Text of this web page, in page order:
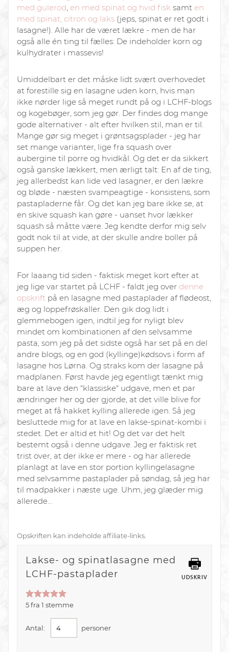
med gulerod, en med spinat og hvid fisk samt en
med spinat, citron og laks (jeps, spinat er ret godt i
lasagne!). Alle har de været lækre - men de har
også alle én ting til fælles: De indeholder korn og
kulhydrater i massevis!
Umiddelbart er det måske lidt svært overhovedet
at forestille sig en lasagne uden korn, hvis man
ikke nørder lige så meget rundt på og i LCHF-blogs
og kogebøger, som jeg gør. Der findes dog mange
gode alternativer - alt efter hvilken stil, man er til.
Mange gør sig meget i grøntsagsplader - jeg har
set mange varianter, lige fra squash over
aubergine til porre og hvidkål. Og det er da sikkert
også ganske lækkert, men ærligt talt: En af de ting,
jeg allerbedst kan lide ved lasagner, er den lækre
og bløde - næsten svampeagtige - konsistens, som
pastapladerne får. Og det kan jeg bare ikke se, at
en skive squash kan gøre - uanset hvor lækker
squash så måtte være. Jeg kendte derfor mig selv
godt nok til at vide, at der skulle andre boller på
suppen her.
For laaang tid siden - faktisk meget kort efter at
jeg lige var startet på LCHF - faldt jeg over denne
opskrift på en lasagne med pastaplader af flødeost,
æg og loppefrøskaller. Den gik dog lidt i
glemmebogen igen, indtil jeg for nyligt blev
mindet om kombinationen af den selvsamme
pasta, som jeg på det sidste også har set på en del
andre blogs, og en god (kyllinge)kødsovs i form af
lasagne hos Lørna. Og straks kom der lasagne på
madplanen. Først havde jeg egentligt tænkt mig
bare at lave den "klassiske" udgave, men et par
ændringer her og der gjorde, at det ville blive for
meget at få hakket kylling allerede igen. Så jeg
besluttede mig for at lave en lakse-spinat-kombi i
stedet. Det er altid et hit! Og det var det helt
bestemt også i denne udgave. Jeg er faktisk ret
trist over, at der ikke er mere - og har allerede
planlagt at lave en stor portion kyllingelasagne
med selvsamme pastaplader på søndag, så jeg har
til madpakker i næste uge. Uhm, jeg glæder mig
allerede...
Opskriften kan indeholde affiliate-links.
UDSKRIV
Lakse- og spinatlasagne med
LCHF-pastaplader
5fra 1 stemme
Antal: personer